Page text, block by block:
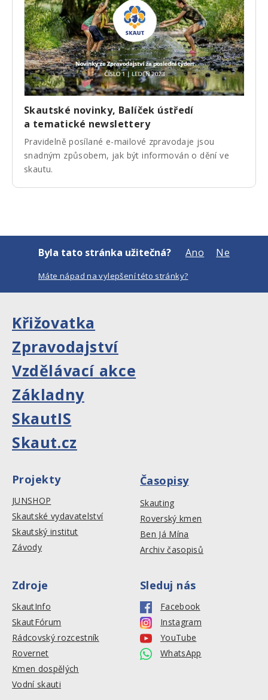
Skautské novinky, Balíček ústředí
a tematické newslettery
Pravidelně posílané e-mailové zpravodaje jsou
snadným způsobem, jak být informován o dění ve
skautu.
Byla tato stránka užitečná? Ano Ne
Máte nápad na vylepšení této stránky?
Křižovatka
Zpravodajství
Vzdělávací akce
Základny
SkautIS
Skaut.cz
Projekty
JUNSHOP
Skautské vydavatelství
Skautský institut
Závody
Časopisy
Skauting
Roverský kmen
Ben Já Mína
Archiv časopisů
Zdroje
SkautInfo
SkautFórum
Rádcovský rozcestník
Rovernet
Kmen dospělých
Vodní skauti
Sleduj nás
Facebook
Instagram
YouTube
WhatsApp